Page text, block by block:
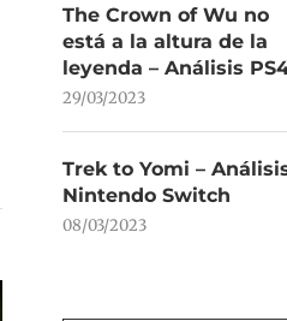
The Crown of Wu no
está a la altura de la
leyenda – Análisis
29/03/2023
Trek to Yomi –
Nintendo Switch
08/03/2023